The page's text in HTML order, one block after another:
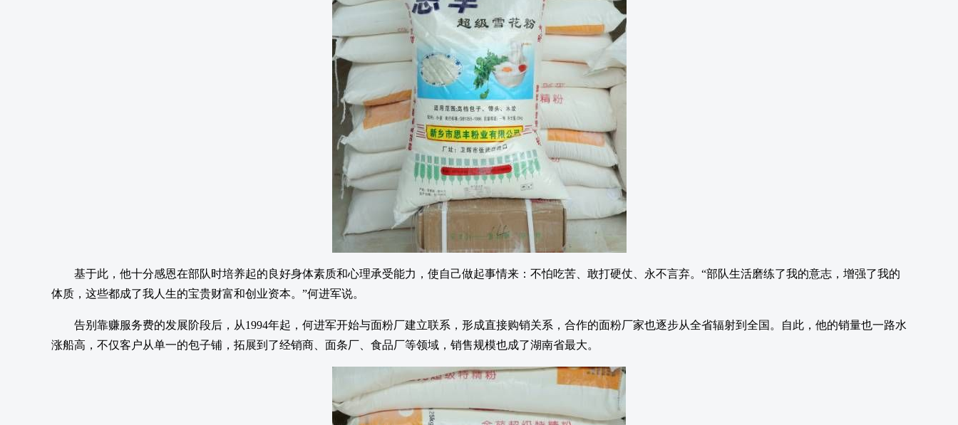
基于此，他十分感恩在部队时培养起的良好身体素质和心理承受能力，使自己做起事情来：不怕吃苦、敢打硬仗、永不言弃。“部队生活磨练了我的意志，增强了我的
体质，这些都成了我人生的宝贵财富和创业资本。”何进军说。
告别靠赚服务费的发展阶段后，从1994年起，何进军开始与面粉厂建立联系，形成直接购销关系，合作的面粉厂家也逐步从全省辐射到全国。自此，他的销量也一路水
涨船高，不仅客户从单一的包子铺，拓展到了经销商、面条厂、食品厂等领域，销售规模也成了湖南省最大。